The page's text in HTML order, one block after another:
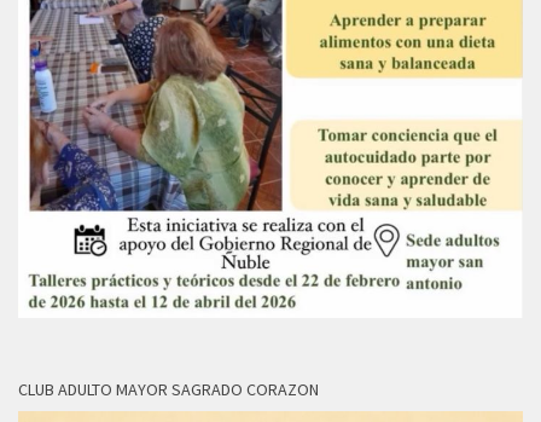
CLUB ADULTO MAYOR SAGRADO CORAZON